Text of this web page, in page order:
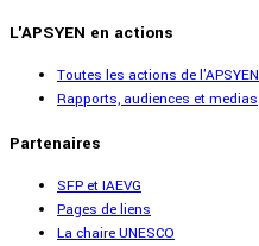
L'APSYEN en actions
Toutes les actions de l'APSYEN
Rapports, audiences et medias
Partenaires
SFP et IAEVG
Pages de liens
La chaire UNESCO